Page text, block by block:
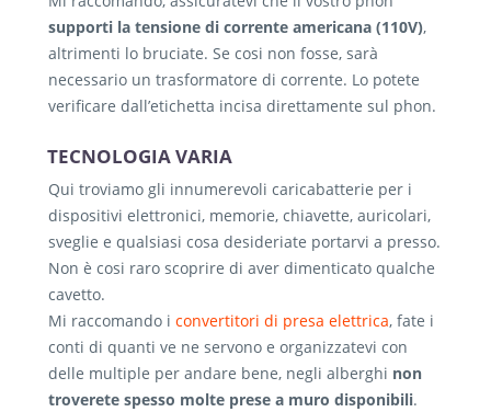
supporti la tensione di corrente americana (110V),
altrimenti lo bruciate. Se cosi non fosse, sarà
necessario un trasformatore di corrente. Lo potete
verificare dall’etichetta incisa direttamente sul phon.
TECNOLOGIA VARIA
Qui troviamo gli innumerevoli caricabatterie per i
dispositivi elettronici, memorie, chiavette, auricolari,
sveglie e qualsiasi cosa desideriate portarvi a presso.
Non è cosi raro scoprire di aver dimenticato qualche
cavetto.
Mi raccomando i convertitori di presa elettrica, fate i
conti di quanti ve ne servono e organizzatevi con
delle multiple per andare bene, negli alberghi non
troverete spesso molte prese a muro disponibili.